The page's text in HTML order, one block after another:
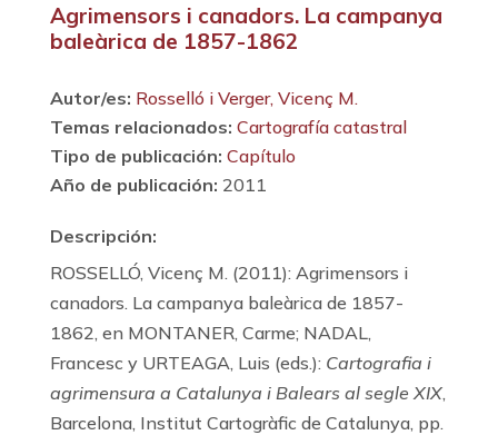
Agrimensors i canadors. La campanya
baleàrica de 1857-1862
Autor/es: Rosselló i Verger, Vicenç M.
Temas relacionados: Cartografía catastral
Tipo de publicación: Capítulo
Año de publicación: 2011
Descripción:
ROSSELLÓ, Vicenç M. (2011): Agrimensors i
canadors. La campanya baleàrica de 1857-
1862, en MONTANER, Carme; NADAL,
Francesc y URTEAGA, Luis (eds.): Cartografia i
agrimensura a Catalunya i Balears al segle XIX,
Barcelona, Institut Cartogràfic de Catalunya, pp.